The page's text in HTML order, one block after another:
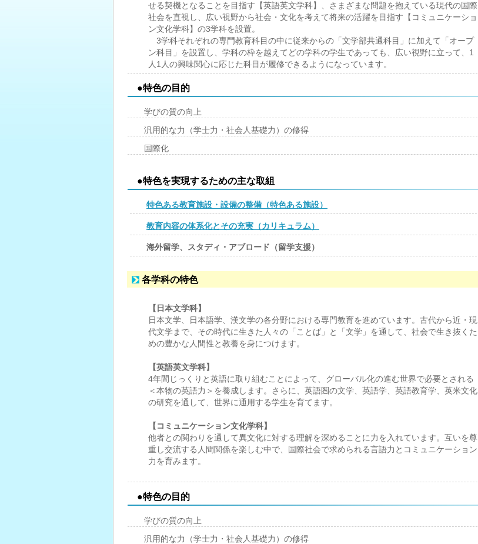
せる契機となることを目指す【英語英文学科】、さまざまな問題を抱えている現代の国際
社会を直視し、広い視野から社会・文化を考えて将来の活躍を目指す【コミュニケーショ
ン文化学科】の3学科を設置。
3学科それぞれの専門教育科目の中に従来からの「文学部共通科目」に加えて「オープ
ン科目」を設置し、学科の枠を越えてどの学科の学生であっても、広い視野に立って、1
人1人の興味関心に応じた科目が履修できるようになっています。
●特色の目的
学びの質の向上
汎用的な力（学士力・社会人基礎力）の修得
国際化
●特色を実現するための主な取組
特色ある教育施設・設備の整備（特色ある施設）
教育内容の体系化とその充実（カリキュラム）
海外留学、スタディ・アブロード（留学支援）
各学科の特色
【日本文学科】
日本文学、日本語学、漢文学の各分野における専門教育を進めています。古代から近・現
代文学まで、その時代に生きた人々の「ことば」と「文学」を通して、社会で生き抜くた
めの豊かな人間性と教養を身につけます。
【英語英文学科】
4年間じっくりと英語に取り組むことによって、グローバル化の進む世界で必要とされる
＜本物の英語力＞を養成します。さらに、英語圏の文学、英語学、英語教育学、英米文化
の研究を通して、世界に通用する学生を育てます。
【コミュニケーション文化学科】
他者との関わりを通して異文化に対する理解を深めることに力を入れています。互いを尊
重し交流する人間関係を楽しむ中で、国際社会で求められる言語力とコミュニケーション
力を育みます。
●特色の目的
学びの質の向上
汎用的な力（学士力・社会人基礎力）の修得